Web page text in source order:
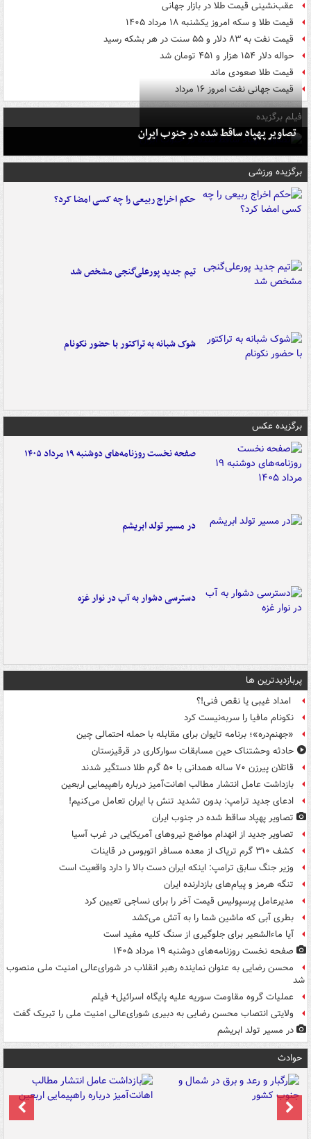
عقب‌نشینی قیمت طلا در بازار جهانی
قیمت طلا و سکه امروز یکشنبه ۱۸ مرداد ۱۴۰۵
قیمت نفت به ۸۳ دلار و ۵۵ سنت در هر بشکه رسید
حواله دلار ۱۵۴ هزار و ۴۵۱ تومان شد
قیمت طلا صعودی ماند
قیمت جهانی نفت امروز ۱۶ مرداد
فیلم برگزیده
تصاویر پهپاد ساقط شده در جنوب ایران
برگزیده ورزشی
حکم اخراج ربیعی را چه کسی امضا کرد؟
تیم جدید پورعلی‌گنجی مشخص شد
شوک شبانه به تراکتور با حضور نکونام
برگزیده عکس
صفحه نخست روزنامه‌های دوشنبه ۱۹ مرداد ۱۴۰۵
در مسیر تولد ابریشم
دسترسی دشوار به آب در نوار غزه
پربازدیدترین ها
امداد غیبی یا نقص فنی!؟
نکونام مافیا را سربه‌نیست کرد
«جهنم‌دره»؛ برنامه تایوان برای مقابله با حمله احتمالی چین
حادثه وحشتناک حین مسابقات سوارکاری در قرقیزستان
قاتلان پیرزن ۷۰ ساله همدانی با ۵۰ گرم طلا دستگیر شدند
بازداشت عامل انتشار مطالب اهانت‌آمیز درباره راهپیمایی اربعین
ادعای جدید ترامپ: بدون تشدید تنش با ایران تعامل می‌کنیم!
تصاویر پهپاد ساقط شده در جنوب ایران
تصاویر جدید از انهدام مواضع نیروهای آمریکایی در غرب آسیا
کشف ۳۱۰ گرم تریاک از معده مسافر اتوبوس در قاینات
وزیر جنگ سابق ترامپ: اینکه ایران دست بالا را دارد واقعیت است
تنگه هرمز و پیام‌های بازدارنده ایران
مدیرعامل پرسپولیس قیمت آخر را برای نساجی تعیین کرد
بطری آبی که ماشین شما را به آتش می‌کشد
آیا ماءالشعیر برای جلوگیری از سنگ کلیه مفید است
صفحه نخست روزنامه‌های دوشنبه ۱۹ مرداد ۱۴۰۵
محسن رضایی به عنوان نماینده رهبر انقلاب در شورای‌عالی امنیت ملی منصوب
شد
عملیات گروه مقاومت سوریه علیه پایگاه اسرائیل+ فیلم
ولایتی انتصاب محسن رضایی به دبیری شورای‌عالی امنیت ملی را تبریک گفت
در مسیر تولد ابریشم
حوادث